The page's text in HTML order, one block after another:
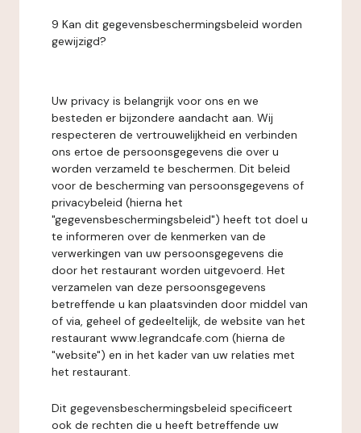
9 Kan dit gegevensbeschermingsbeleid worden
gewijzigd?
Uw privacy is belangrijk voor ons en we
besteden er bijzondere aandacht aan. Wij
respecteren de vertrouwelijkheid en verbinden
ons ertoe de persoonsgegevens die over u
worden verzameld te beschermen. Dit beleid
voor de bescherming van persoonsgegevens of
privacybeleid (hierna het
"gegevensbeschermingsbeleid") heeft tot doel u
te informeren over de kenmerken van de
verwerkingen van uw persoonsgegevens die
door het restaurant worden uitgevoerd. Het
verzamelen van deze persoonsgegevens
betreffende u kan plaatsvinden door middel van
of via, geheel of gedeeltelijk, de website van het
restaurant www.legrandcafe.com (hierna de
"website") en in het kader van uw relaties met
het restaurant.
Dit gegevensbeschermingsbeleid specificeert
ook de rechten die u heeft betreffende uw